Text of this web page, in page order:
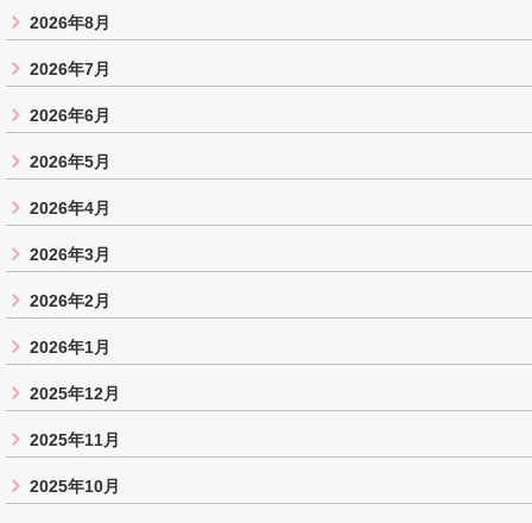
2026年8月
2026年7月
2026年6月
2026年5月
2026年4月
2026年3月
2026年2月
2026年1月
2025年12月
2025年11月
2025年10月